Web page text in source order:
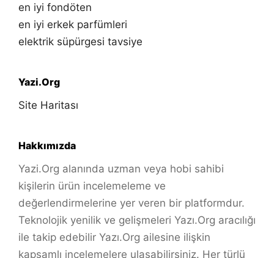
en iyi fondöten
en iyi erkek parfümleri
elektrik süpürgesi tavsiye
Yazi.Org
Site Haritası
Hakkımızda
Yazi.Org alanında uzman veya hobi sahibi
kişilerin ürün incelemeleme ve
değerlendirmelerine yer veren bir platformdur.
Teknolojik yenilik ve gelişmeleri Yazı.Org aracılığı
ile takip edebilir Yazı.Org ailesine ilişkin
kapsamlı incelemelere ulaşabilirsiniz. Her türlü